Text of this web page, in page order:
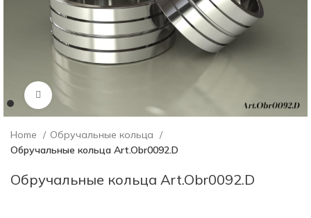
Нажмите, чтобы увеличить изображение
Home
Обручальные кольца
Обручальные кольца Art.Obr0092.D
Обручальные кольца Art.Obr0092.D